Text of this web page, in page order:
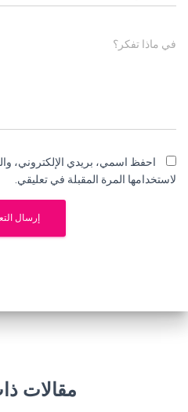
في ماذا تفكر؟
احفظ اسمي، بريدي الإلكتروني،
لاستخدامها المرة المقبلة في تعليقي.
مقالات